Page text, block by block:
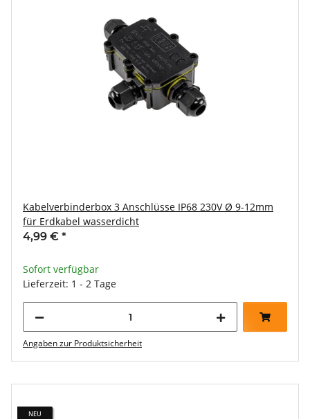
Kabelverbinderbox 3 Anschlüsse IP68 230V Ø 9-12mm
für Erdkabel wasserdicht
4,99 € *
Sofort verfügbar
Lieferzeit: 1 - 2 Tage
Angaben zur Produktsicherheit
NEU